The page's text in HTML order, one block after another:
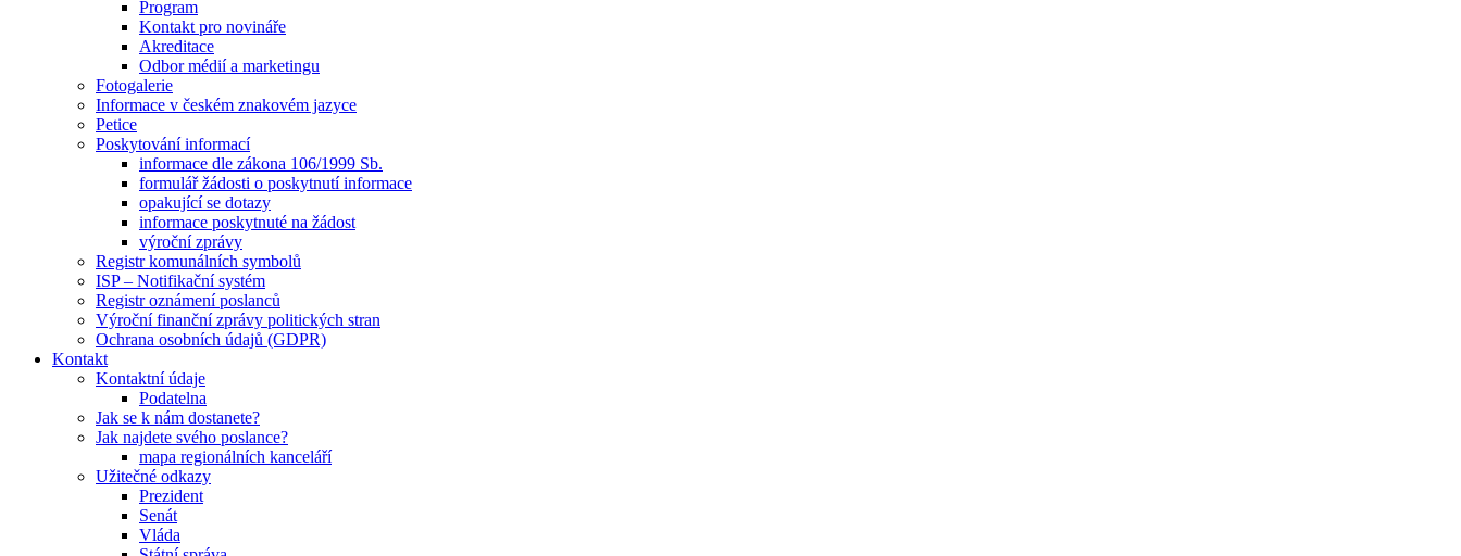
Program
Kontakt pro novináře
Akreditace
Odbor médií a marketingu
Fotogalerie
Informace v českém znakovém jazyce
Petice
Poskytování informací
informace dle zákona 106/1999 Sb.
formulář žádosti o poskytnutí informace
opakující se dotazy
informace poskytnuté na žádost
výroční zprávy
Registr komunálních symbolů
ISP – Notifikační systém
Registr oznámení poslanců
Výroční finanční zprávy politických stran
Ochrana osobních údajů (GDPR)
Kontakt
Kontaktní údaje
Podatelna
Jak se k nám dostanete?
Jak najdete svého poslance?
mapa regionálních kanceláří
Užitečné odkazy
Prezident
Senát
Vláda